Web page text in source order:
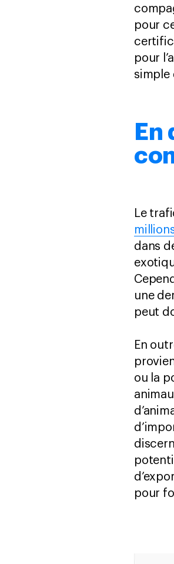
pour
pour
simple
Le
dans
une
peut
En
ou la
pour